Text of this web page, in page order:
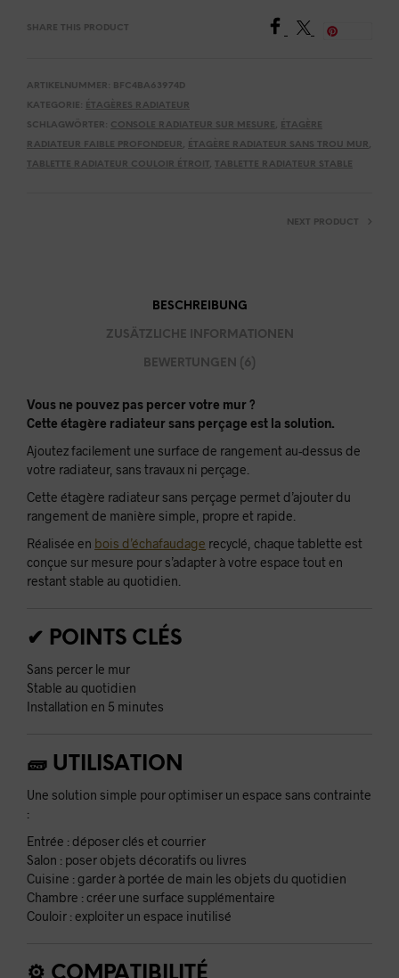
SHARE THIS PRODUCT
ARTIKELNUMMER:
BFC4BA63974D
KATEGORIE:
ÉTAGÈRES RADIATEUR
SCHLAGWÖRTER: CONSOLE RADIATEUR SUR MESURE,
ÉTAGÈRE
RADIATEUR FAIBLE PROFONDEUR, ÉTAGÈRE RADIATEUR SANS TROU MUR,
TABLETTE RADIATEUR COULOIR ÉTROIT, TABLETTE RADIATEUR STABLE
NEXT PRODUCT
BESCHREIBUNG
ZUSÄTZLICHE INFORMATIONEN
BEWERTUNGEN (6)
Vous ne pouvez pas percer votre mur ?
Cette étagère radiateur sans perçage est la solution.
Ajoutez facilement une surface de rangement au-dessus de
votre radiateur, sans travaux ni perçage.
Cette étagère radiateur sans perçage permet d’ajouter du
rangement de manière simple, propre et rapide.
Réalisée en bois d’échafaudage recyclé, chaque tablette est
conçue sur mesure pour s’adapter à votre espace tout en
restant stable au quotidien.
✔ POINTS CLÉS
Sans percer le mur
Stable au quotidien
Installation en 5 minutes
🧱 UTILISATION
Une solution simple pour optimiser un espace sans contrainte
:
Entrée : déposer clés et courrier
Salon : poser objets décoratifs ou livres
Cuisine : garder à portée de main les objets du quotidien
Chambre : créer une surface supplémentaire
Couloir : exploiter un espace inutilisé